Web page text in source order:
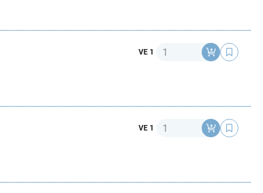
VE 1 Anzahl
VE 1 Anzahl